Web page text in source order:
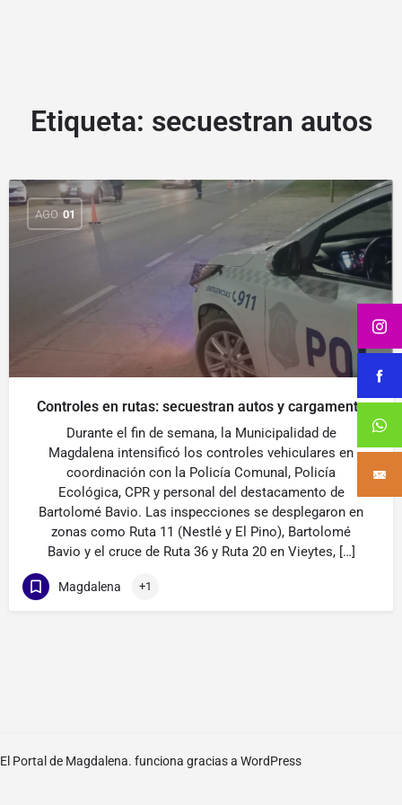
Etiqueta: secuestran autos
AGO 01
Controles en rutas: secuestran autos y cargamento
Durante el fin de semana, la Municipalidad de
Magdalena intensificó los controles vehiculares en
coordinación con la Policía Comunal, Policía
Ecológica, CPR y personal del destacamento de
Bartolomé Bavio. Las inspecciones se desplegaron en
zonas como Ruta 11 (Nestlé y El Pino), Bartolomé
Bavio y el cruce de Ruta 36 y Ruta 20 en Vieytes, […]
Magdalena +1
El Portal de Magdalena. funciona gracias a WordPress